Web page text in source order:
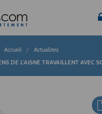
Accueil
Actualites
DE L’AISNE TRAVAILLENT AVEC